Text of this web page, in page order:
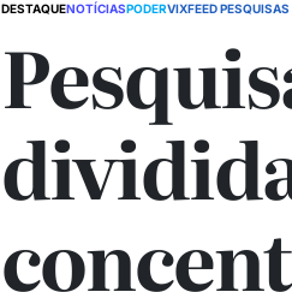
DESTAQUENOTÍCIASPODERVIXFEED PESQUISAS